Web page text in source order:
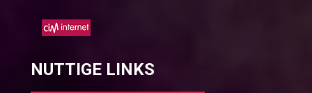
NUTTIGE LINKS